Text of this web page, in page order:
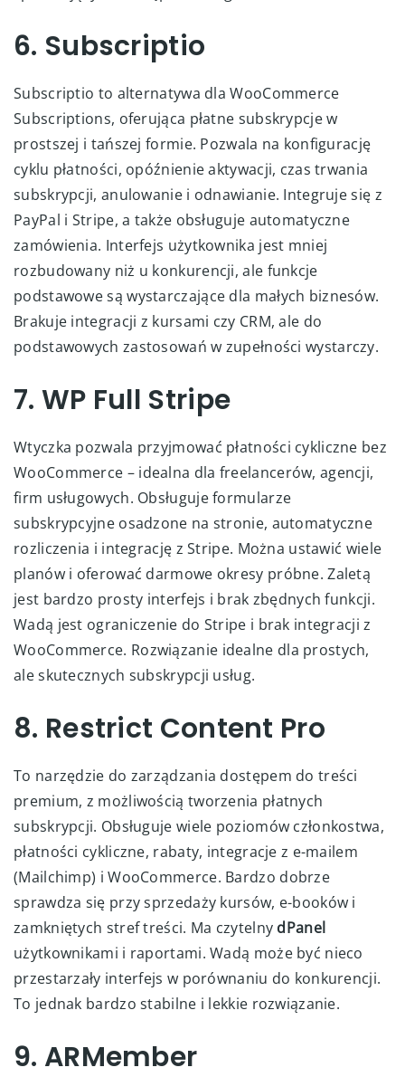
6. Subscriptio
Subscriptio to alternatywa dla WooCommerce
Subscriptions, oferująca płatne subskrypcje w
prostszej i tańszej formie. Pozwala na konfigurację
cyklu płatności, opóźnienie aktywacji, czas trwania
subskrypcji, anulowanie i odnawianie. Integruje się z
PayPal i Stripe, a także obsługuje automatyczne
zamówienia. Interfejs użytkownika jest mniej
rozbudowany niż u konkurencji, ale funkcje
podstawowe są wystarczające dla małych biznesów.
Brakuje integracji z kursami czy CRM, ale do
podstawowych zastosowań w zupełności wystarczy.
7. WP Full Stripe
Wtyczka pozwala przyjmować płatności cykliczne bez
WooCommerce – idealna dla freelancerów, agencji,
firm usługowych. Obsługuje formularze
subskrypcyjne osadzone na stronie, automatyczne
rozliczenia i integrację z Stripe. Można ustawić wiele
planów i oferować darmowe okresy próbne. Zaletą
jest bardzo prosty interfejs i brak zbędnych funkcji.
Wadą jest ograniczenie do Stripe i brak integracji z
WooCommerce. Rozwiązanie idealne dla prostych,
ale skutecznych subskrypcji usług.
8. Restrict Content Pro
To narzędzie do zarządzania dostępem do treści
premium, z możliwością tworzenia płatnych
subskrypcji. Obsługuje wiele poziomów członkostwa,
płatności cykliczne, rabaty, integracje z e-mailem
(Mailchimp) i WooCommerce. Bardzo dobrze
sprawdza się przy sprzedaży kursów, e-booków i
zamkniętych stref treści. Ma czytelny dPanel
użytkownikami i raportami. Wadą może być nieco
przestarzały interfejs w porównaniu do konkurencji.
To jednak bardzo stabilne i lekkie rozwiązanie.
9. ARMember